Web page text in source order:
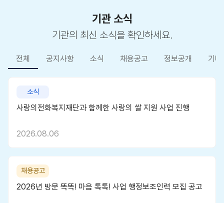
기관 소식
기관의 최신 소식을 확인하세요.
전체 공지사항 소식 채용공고 정보공개 기타
소식
사랑의전화복지재단과 함께한 사랑의 쌀 지원 사업 진행
2026.08.06
채용공고
2026년 방문 똑똑! 마음 톡톡! 사업 행정보조인력 모집 공고